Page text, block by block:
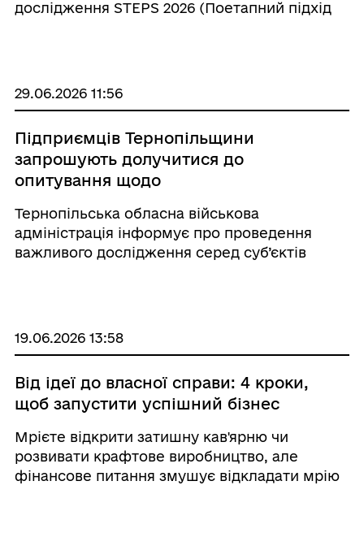
дослідження STEPS 2026 (Поетапний підхід
плану дій щодо неінфекційних за ...
29.06.2026 11:56
Підприємців Тернопільщини
запрошують долучитися до
опитування щодо
відповідального бізнесу
Тернопільська обласна військова
адміністрація інформує про проведення
важливого дослідження серед суб’єктів
Стратегії відновлення, стал ...
19.06.2026 13:58
Від ідеї до власної справи: 4 кроки,
щоб запустити успішний бізнес
Мрієте відкрити затишну кав'ярню чи
розвивати крафтове виробництво, але
фінансове питання змушує відкладати мрію